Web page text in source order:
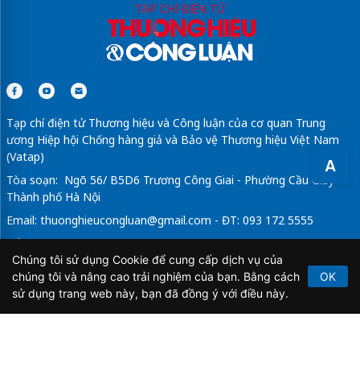
A
Tạp chí điện tử Thương hiệu và Công luận của cơ quan Trung
ương Hiệp hội Chống hàng giả và Bảo vệ Thương hiệu Việt Nam
(Vatap)
Tòa soạn: Ngõ 56/ B5D6 Trương Công Giai - Phường Cầu Giấy -
Thành phố Hà Nội
Email: thuonghieucongluan@gmail.com - ĐT: 093 172 5555
Tổng Biên Tập: Vũ Đức Thuận
Giấy phép hoạt động báo chí điện tử số 64/GP-BTTTT do Bộ
Thông tin và Truyền thông cấp ngày 21/2/2020.
Chúng tôi sử dụng Cookie để cung cấp dịch vụ của
chúng tôi và nâng cao trải nghiệm của bạn. Bằng cách
sử dụng trang web này, bạn đã đồng ý với điều này.
OK